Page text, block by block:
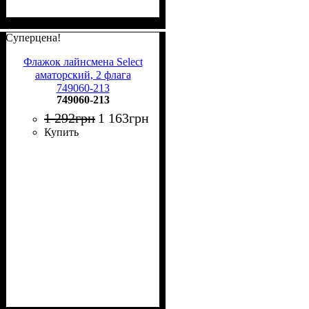
Суперцена!
Флажок лайнсмена Select
аматорский, 2 флага
749060-213
749060-213
1 292грн 1 163грн
Купить